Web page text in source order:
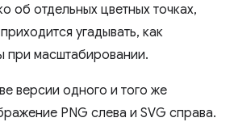
об отдельных цветных точках,
угадывать, как
при масштабировании.
версии одного и того же
PNG слева и SVG справа.